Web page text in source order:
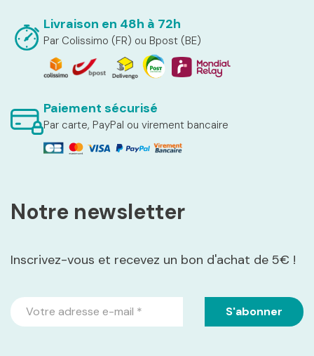
Livraison en 48h à 72h
Par Colissimo (FR) ou Bpost (BE)
Paiement sécurisé
Par carte, PayPal ou virement bancaire
Notre newsletter
Inscrivez-vous et recevez un bon d'achat de 5€ !